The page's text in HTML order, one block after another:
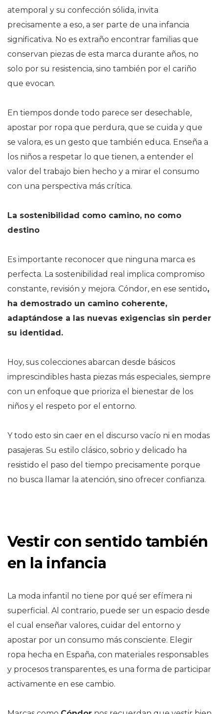
atemporal y su confección sólida, invita
precisamente a eso, a ser parte de una infancia
significativa. No es extraño encontrar familias que
conservan piezas de esta marca durante años, no
solo por su resistencia, sino también por el cariño
que evocan.
En tiempos donde todo parece ser desechable,
apostar por ropa que perdura, que se cuida y que
se valora, es un gesto que también educa. Enseña a
los niños a respetar lo que tienen, a entender el
valor del trabajo bien hecho y a mirar el consumo
con una perspectiva más crítica.
La sostenibilidad como camino, no como
destino
Es importante reconocer que ninguna marca es
perfecta. La sostenibilidad real implica compromiso
constante, revisión y mejora. Cóndor, en ese sentido,
ha demostrado un camino coherente,
adaptándose a las nuevas exigencias sin perder
su identidad.
Hoy, sus colecciones abarcan desde básicos
imprescindibles hasta piezas más especiales, siempre
con un enfoque que prioriza el bienestar de los
niños y el respeto por el entorno.
Y todo esto sin caer en el discurso vacío ni en modas
pasajeras. Su estilo clásico, sobrio y delicado ha
resistido el paso del tiempo precisamente porque
no busca llamar la atención, sino ofrecer confianza.
Vestir con sentido también
en la infancia
La moda infantil no tiene por qué ser efímera ni
superficial. Al contrario, puede ser un espacio desde
el cual enseñar valores, cuidar del entorno y
apostar por un consumo más consciente. Elegir
ropa hecha en España, con materiales responsables
y procesos transparentes, es una forma de participar
activamente en ese cambio.